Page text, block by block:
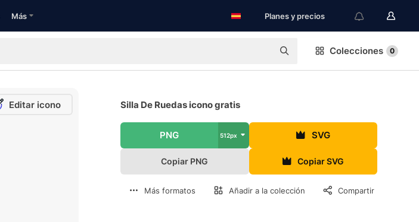
Más Planes y precios
Colecciones 0
Editar icono Silla De Ruedas icono gratis
PNG 512px SVG
Copiar PNG Copiar SVG
Más formatos Añadir a la colección Compartir